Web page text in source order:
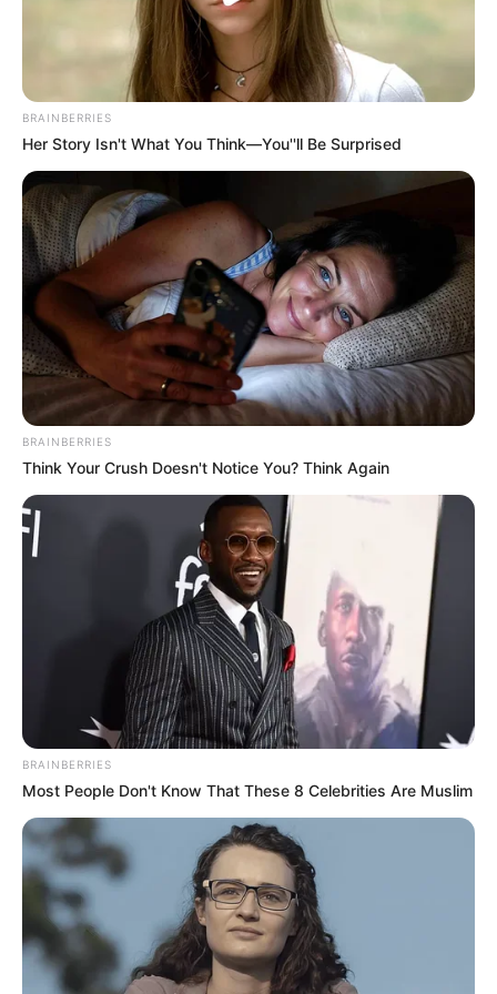
(foto: instagram/beyonce)
2. Penampilannya identitk dengan rambut keriting yang
alami
BRAINBERRIES
Her Story Isn't What You Think—You''ll Be Surprised
BRAINBERRIES
Think Your Crush Doesn't Notice You? Think Again
BRAINBERRIES
Most People Don't Know That These 8 Celebrities Are Muslim